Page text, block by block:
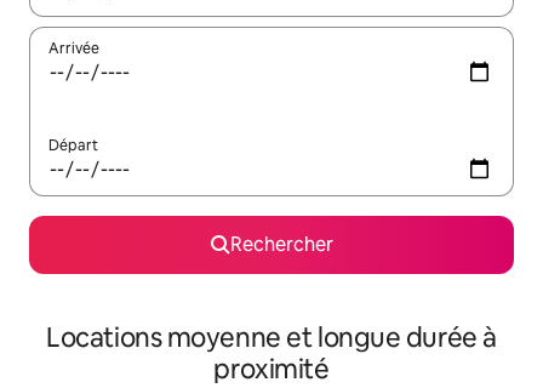
Arrivée
Départ
Rechercher
Locations moyenne et longue durée à
proximité